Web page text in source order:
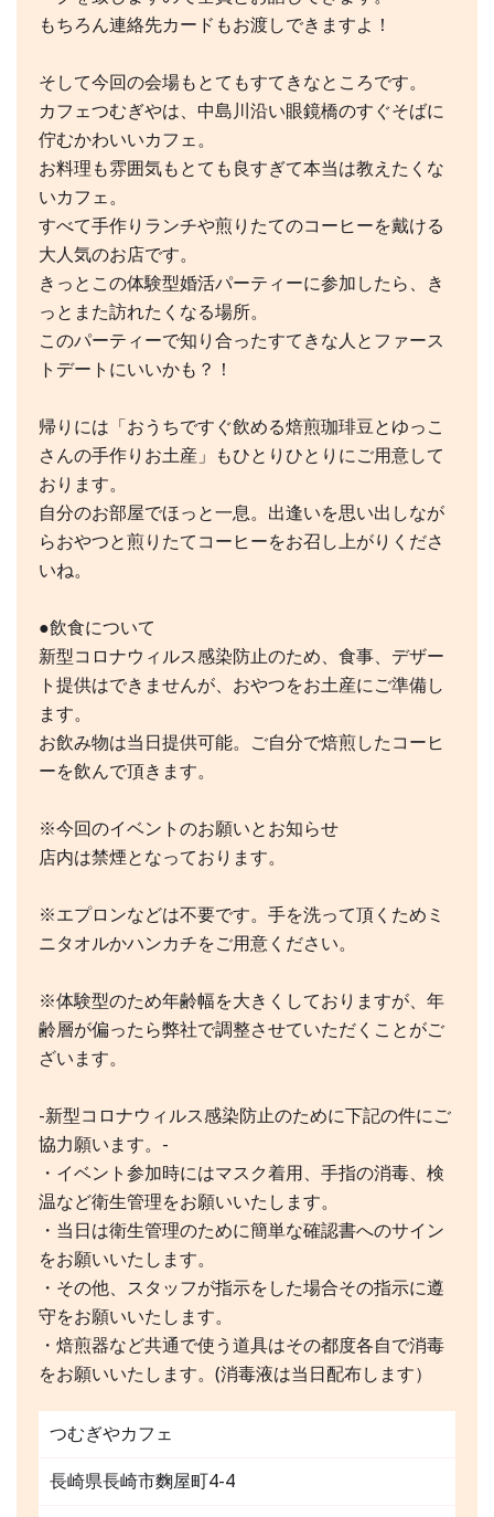
もちろん連絡先カードもお渡しできますよ！
そして今回の会場もとてもすてきなところです。
カフェつむぎやは、中島川沿い眼鏡橋のすぐそばに
佇むかわいいカフェ。
お料理も雰囲気もとても良すぎて本当は教えたくな
いカフェ。
すべて手作りランチや煎りたてのコーヒーを戴ける
大人気のお店です。
きっとこの体験型婚活パーティーに参加したら、き
っとまた訪れたくなる場所。
このパーティーで知り合ったすてきな人とファース
トデートにいいかも？！
帰りには「おうちですぐ飲める焙煎珈琲豆とゆっこ
さんの手作りお土産」もひとりひとりにご用意して
おります。
自分のお部屋でほっと一息。出逢いを思い出しなが
らおやつと煎りたてコーヒーをお召し上がりくださ
いね。
●飲食について
新型コロナウィルス感染防止のため、食事、デザー
ト提供はできませんが、おやつをお土産にご準備し
ます。
お飲み物は当日提供可能。ご自分で焙煎したコーヒ
ーを飲んで頂きます。
※今回のイベントのお願いとお知らせ
店内は禁煙となっております。
※エプロンなどは不要です。手を洗って頂くためミ
ニタオルかハンカチをご用意ください。
※体験型のため年齢幅を大きくしておりますが、年
齢層が偏ったら弊社で調整させていただくことがご
ざいます。
-新型コロナウィルス感染防止のために下記の件にご
協力願います。-
・イベント参加時にはマスク着用、手指の消毒、検
温など衛生管理をお願いいたします。
・当日は衛生管理のために簡単な確認書へのサイン
をお願いいたします。
・その他、スタッフが指示をした場合その指示に遵
守をお願いいたします。
・焙煎器など共通で使う道具はその都度各自で消毒
をお願いいたします。(消毒液は当日配布します）
つむぎやカフェ
長崎県長崎市麴屋町4-4